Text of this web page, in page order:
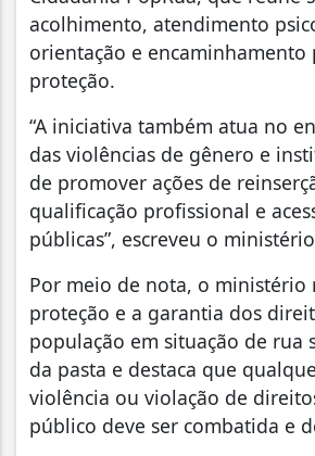
acolhimento, atendimento
orientação e encaminhamento
proteção.
“A iniciativa também atua no
das violências de gênero e
de promover ações de
qualificação profissional e
públicas”, escreveu o
Por meio de nota, o ministério
proteção e a garantia dos
população em situação de rua
da pasta e destaca que
violência ou violação de
público deve ser combatida e